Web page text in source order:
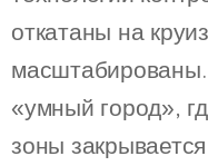
откатаны на
«умный город»,
зоны